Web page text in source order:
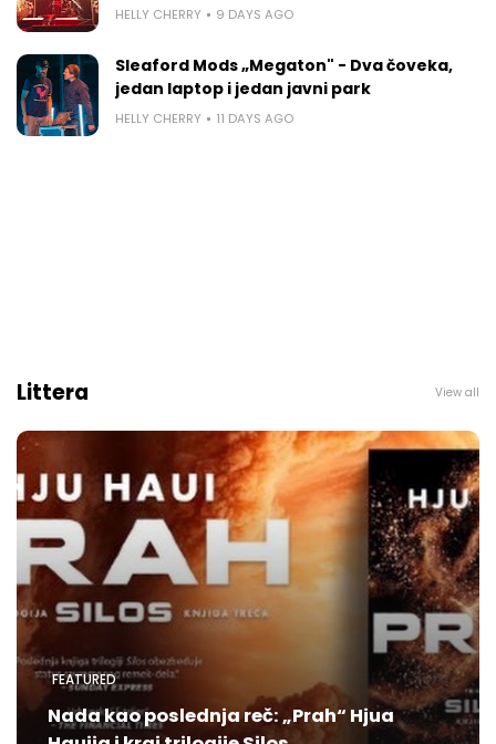
HELLY CHERRY 9 DAYS AGO
Sleaford Mods „Megaton" - Dva čoveka,
jedan laptop i jedan javni park
HELLY CHERRY 11 DAYS AGO
Littera View all
FEATURED
Nada kao poslednja reč: „Prah“ Hjua